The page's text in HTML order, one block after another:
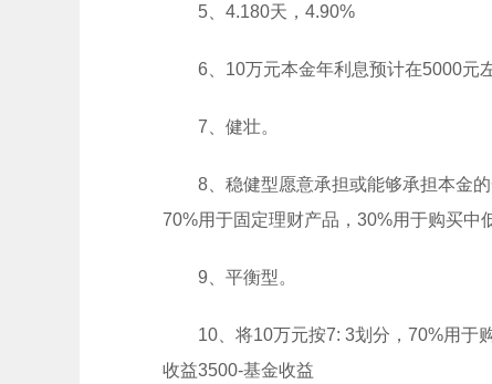
5、4.180天，4.90%
6、10万元本金年利息预计在5000元
7、健壮。
8、稳健型愿意承担或能够承担本金
70%用于固定理财产品，30%用于购买中
9、平衡型。
10、将10万元按7: 3划分，70%用于
收益3500-基金收益